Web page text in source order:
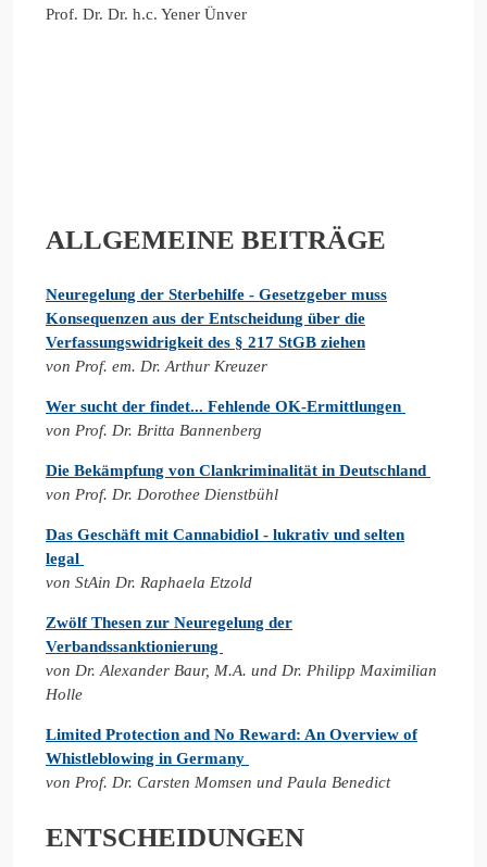
Prof. Dr. Dr. h.c. Yener Ünver
ALLGEMEINE BEITRÄGE
Neuregelung der Sterbehilfe - Gesetzgeber muss
Konsequenzen aus der Entscheidung über die
Verfassungswidrigkeit des § 217 StGB ziehen
von Prof. em. Dr. Arthur Kreuzer
Wer sucht der findet... Fehlende OK-Ermittlungen
von Prof. Dr. Britta Bannenberg
Die Bekämpfung von Clankriminalität in Deutschland
von Prof. Dr. Dorothee Dienstbühl
Das Geschäft mit Cannabidiol - lukrativ und selten
legal
von StAin Dr. Raphaela Etzold
Zwölf Thesen zur Neuregelung der
Verbandssanktionierung
von Dr. Alexander Baur, M.A. und Dr. Philipp Maximilian
Holle
Limited Protection and No Reward: An Overview of
Whistleblowing in Germany
von Prof. Dr. Carsten Momsen und Paula Benedict
ENTSCHEIDUNGEN